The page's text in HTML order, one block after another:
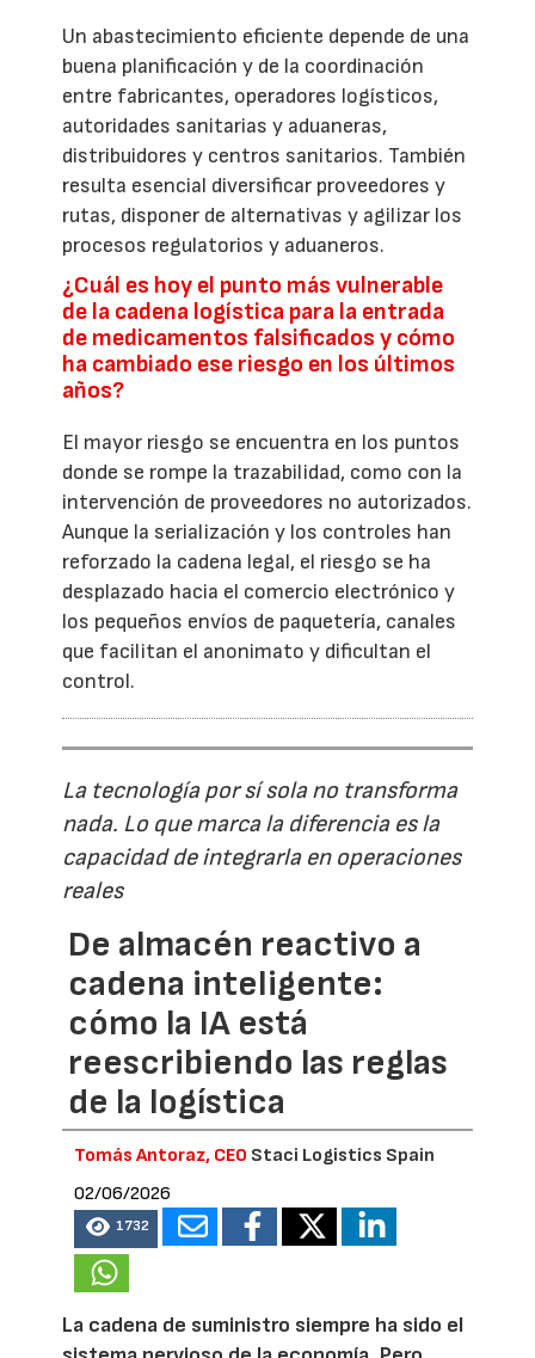
Un abastecimiento eficiente depende de una
buena planificación y de la coordinación
entre fabricantes, operadores logísticos,
autoridades sanitarias y aduaneras,
distribuidores y centros sanitarios. También
resulta esencial diversificar proveedores y
rutas, disponer de alternativas y agilizar los
procesos regulatorios y aduaneros.
¿Cuál es hoy el punto más vulnerable
de la cadena logística para la entrada
de medicamentos falsificados y cómo
ha cambiado ese riesgo en los últimos
años?
El mayor riesgo se encuentra en los puntos
donde se rompe la trazabilidad, como con la
intervención de proveedores no autorizados.
Aunque la serialización y los controles han
reforzado la cadena legal, el riesgo se ha
desplazado hacia el comercio electrónico y
los pequeños envíos de paquetería, canales
que facilitan el anonimato y dificultan el
control.
La tecnología por sí sola no transforma
nada. Lo que marca la diferencia es la
capacidad de integrarla en operaciones
reales
De almacén reactivo a
cadena inteligente:
cómo la IA está
reescribiendo las reglas
de la logística
Tomás Antoraz, CEO Staci Logistics Spain
02/06/2026
1732
La cadena de suministro siempre ha sido el